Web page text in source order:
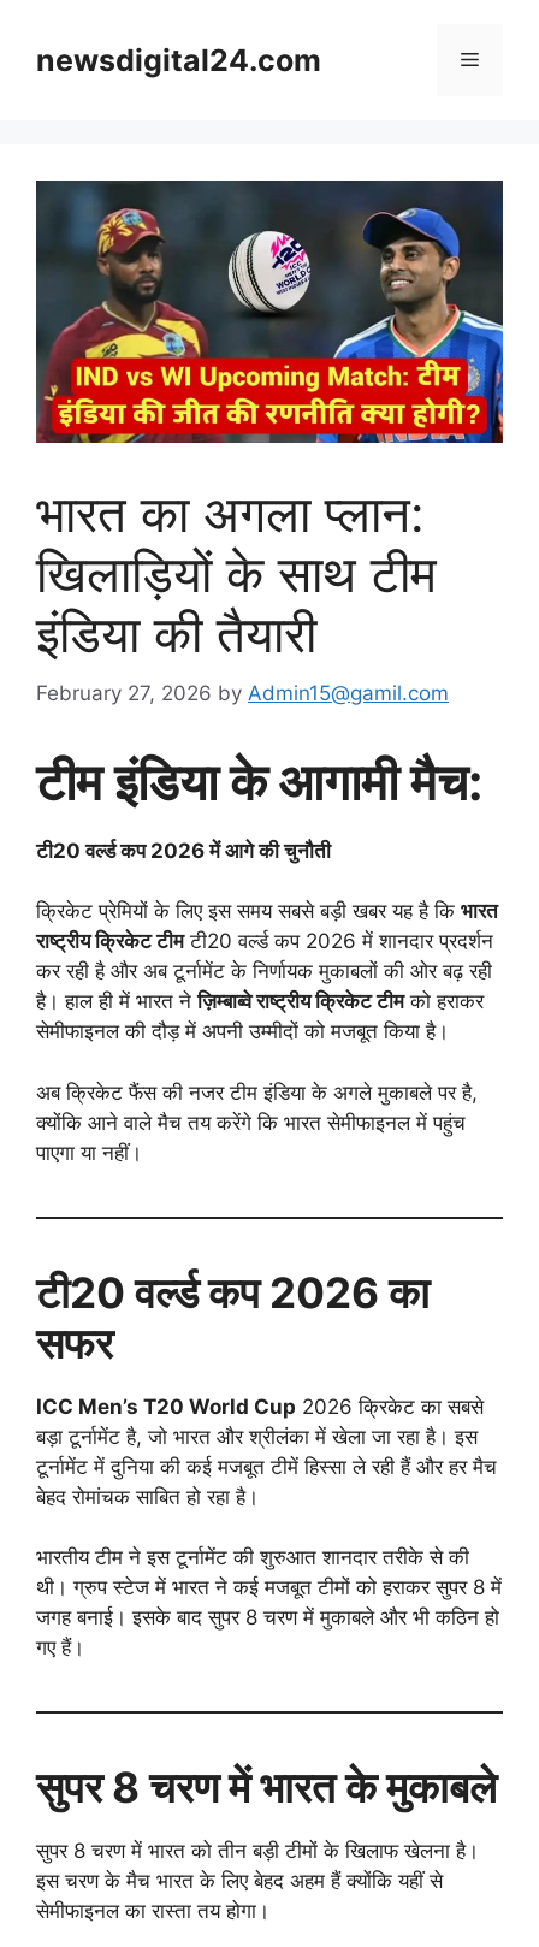
contentnewsdigital24.com Menu
भारत का अगला प्लान:
खिलाड़ियों के साथ टीम
इंडिया की तैयारी
February 27, 2026 by Admin15@gamil.com
टीम इंडिया के आगामी मैच:
टी20 वर्ल्ड कप 2026 में आगे की चुनौती
क्रिकेट प्रेमियों के लिए इस समय सबसे बड़ी खबर यह है कि भारत
राष्ट्रीय क्रिकेट टीमटी20 वर्ल्ड कप 2026 में शानदार प्रदर्शन
कर रही है और अब टूर्नामेंट के निर्णायक मुकाबलों की ओर बढ़ रही
है। हाल ही में भारत नेज़िम्बाब्वे राष्ट्रीय क्रिकेट टीमको हराकर
सेमीफाइनल की दौड़ में अपनी उम्मीदों को मजबूत किया है।
अब क्रिकेट फैंस की नजर टीम इंडिया के अगले मुकाबले पर है,
क्योंकि आने वाले मैच तय करेंगे कि भारत सेमीफाइनल में पहुंच
पाएगा या नहीं।
टी20 वर्ल्ड कप 2026 का
सफर
ICC Men’s T20 World Cup 2026 क्रिकेट का सबसे
बड़ा टूर्नामेंट है, जो भारत और श्रीलंका में खेला जा रहा है। इस
टूर्नामेंट में दुनिया की कई मजबूत टीमें हिस्सा ले रही हैं और हर मैच
बेहद रोमांचक साबित हो रहा है।
भारतीय टीम ने इस टूर्नामेंट की शुरुआत शानदार तरीके से की
थी। ग्रुप स्टेज में भारत ने कई मजबूत टीमों को हराकर सुपर 8 में
जगह बनाई। इसके बाद सुपर 8 चरण में मुकाबले और भी कठिन हो
गए हैं।
सुपर 8 चरण में भारत के मुकाबले
सुपर 8 चरण में भारत को तीन बड़ी टीमों के खिलाफ खेलना है।
इस चरण के मैच भारत के लिए बेहद अहम हैं क्योंकि यहीं से
सेमीफाइनल का रास्ता तय होगा।